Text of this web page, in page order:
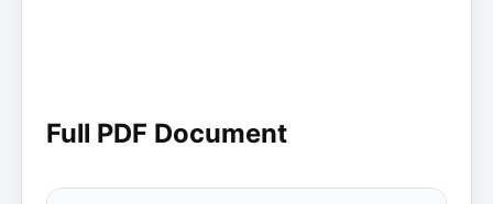
Full PDF Document